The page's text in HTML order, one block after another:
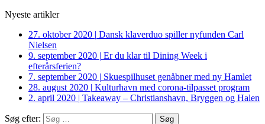
Nyeste artikler
27. oktober 2020 | Dansk klaverduo spiller nyfunden Carl
Nielsen
9. september 2020 | Er du klar til Dining Week i
efterårsferien?
7. september 2020 | Skuespilhuset genåbner med ny Hamlet
28. august 2020 | Kulturhavn med corona-tilpasset program
2. april 2020 | Takeaway – Christianshavn, Bryggen og Halen
Søg efter: